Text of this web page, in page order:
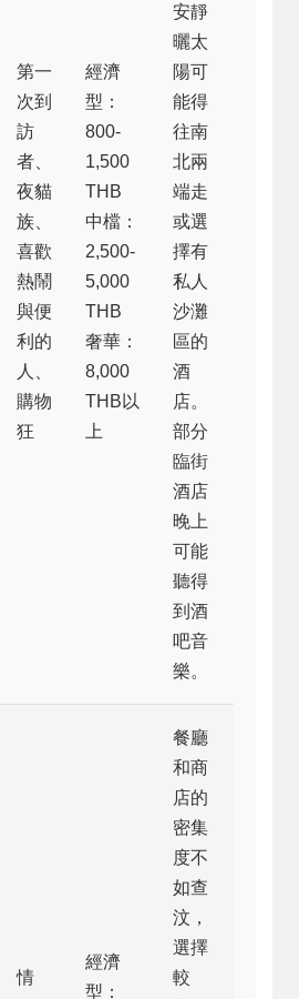
第一
次到
訪
者、
夜貓
族、
喜歡
熱鬧
與便
利的
人、
購物
狂
經濟
型：
800-
1,500
THB
中檔：
2,500-
5,000
THB
奢華：
8,000
THB以
上
安靜
曬太
陽可
能得
往南
北兩
端走
或選
擇有
私人
沙灘
區的
酒
店。
部分
臨街
酒店
晚上
可能
聽得
到酒
吧音
樂。
情
經濟
型：
餐廳
和商
店的
密集
度不
如查
汶，
選擇
較